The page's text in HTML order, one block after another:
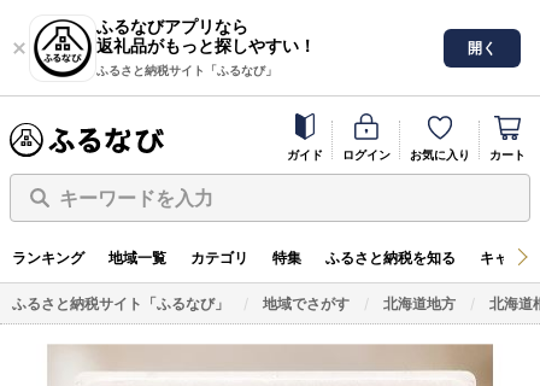
ふるなびアプリなら
返礼品がもっと探しやすい！
ふるさと納税サイト「ふるなび」
開く
ガイド ログイン お気に入り カート
キーワードを入力
ランキング 地域一覧 カテゴリ 特集 ふるさと納税を知る キャン
ふるさと納税サイト「ふるなび」 地域でさがす 北海道地方 北海道